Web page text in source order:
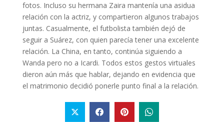
fotos. Incluso su hermana Zaira mantenía una asidua
relación con la actriz, y compartieron algunos trabajos
juntas. Casualmente, el futbolista también dejó de
seguir a Suárez, con quien parecía tener una excelente
relación. La China, en tanto, continúa siguiendo a
Wanda pero no a Icardi. Todos estos gestos virtuales
dieron aún más que hablar, dejando en evidencia que
el matrimonio decidió ponerle punto final a la relación.